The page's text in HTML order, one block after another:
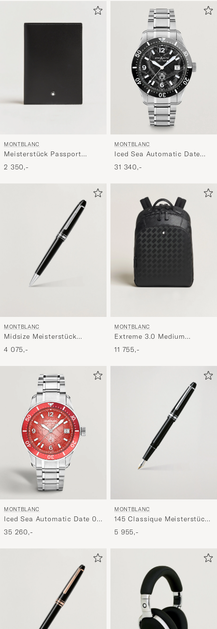
MONTBLANC
Meisterstück Passport
Holder Black
2 350,-
MONTBLANC
Iced Sea Automatic Date
Black
31 340,-
MONTBLANC
Midsize Meisterstück
Ballpoint Pen Platinum Line
4 075,-
MONTBLANC
Extreme 3.0 Medium
Backpack 3 Compartments
Black
11 755,-
MONTBLANC
Iced Sea Automatic Date 0
Oxygen Limited Red
35 260,-
MONTBLANC
145 Classique Meisterstück
F Fountain Pen Platinum
Line
5 955,-